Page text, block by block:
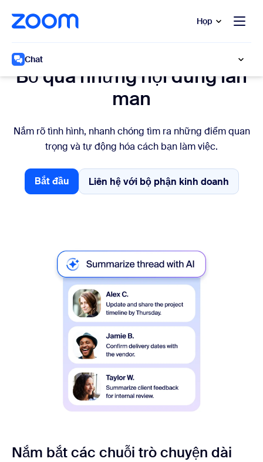
đến nội dung chính
trò chuyện trợ giúp Họp
Chat
Bỏ qua những nội dung lan
man
Nắm rõ tình hình, nhanh chóng tìm ra những điểm quan
trọng và tự động hóa cách bạn làm việc.
Bắt đầu
Bắt đầu
Liên hệ với bộ phận kinh doanh
Liên hệ với bộ phận
Nắm bắt các chuỗi trò chuyện dài